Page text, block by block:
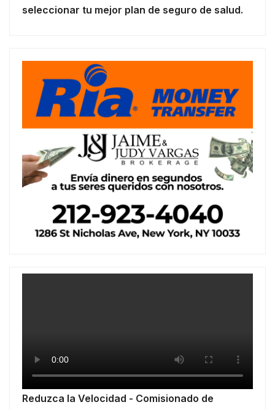
seleccionar tu mejor plan de seguro de salud.
Reduzca la Velocidad - Comisionado de